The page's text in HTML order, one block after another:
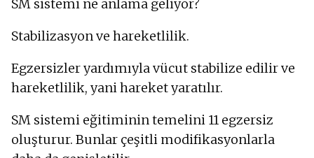
SM sistemi ne anlama geliyor?
Stabilizasyon ve hareketlilik.
Egzersizler yardımıyla vücut stabilize edilir ve
hareketlilik, yani hareket yaratılır.
SM sistemi eğitiminin temelini 11 egzersiz
oluşturur. Bunlar çeşitli modifikasyonlarla